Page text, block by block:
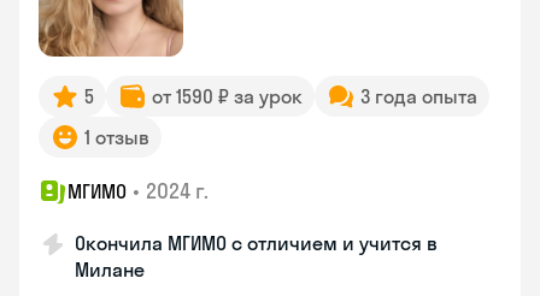
5 от 1590 ₽ за урок
3 года опыта
1 отзыв
МГИМО • 2024 г.
Окончила МГИМО с отличием и учится в
Милане